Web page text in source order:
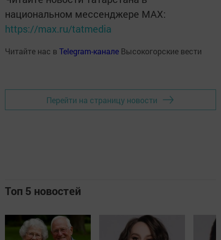
национальном мессенджере MАХ:
https://max.ru/tatmedia
Читайте нас в Telegram-канале Высокогорские вести
Перейти на страницу новости
Топ 5 новостей